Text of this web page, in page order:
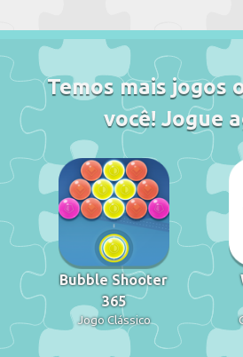
Temos mais jogos
você! Jogue
Bubble Shooter
365
Jogo Clássico